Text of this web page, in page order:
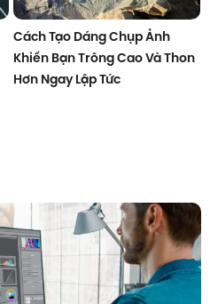
Cách Tạo Dáng Chụp Ảnh
Khiến Bạn Trông Cao Và Thon
Hơn Ngay Lập Tức